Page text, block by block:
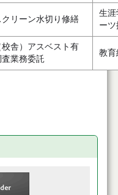
リーン水切り修繕
生涯
ー
舎）アスベスト有
業務委託
教育